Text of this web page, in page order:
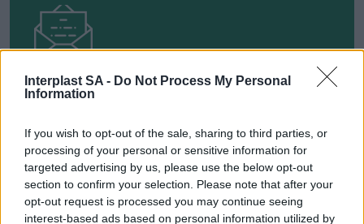
Interplast SA - Do Not Process My Personal
Information
If you wish to opt-out of the sale, sharing to third parties, or
processing of your personal or sensitive information for
targeted advertising by us, please use the below opt-out
section to confirm your selection. Please note that after your
opt-out request is processed you may continue seeing
interest-based ads based on personal information utilized by
ΤΕΛΕΥΤΑΙΕΣ ΜΑΣ ΕΝΗΜΕΡΩΣΕΙΣ
ΕΓΓΡΑΦΗ